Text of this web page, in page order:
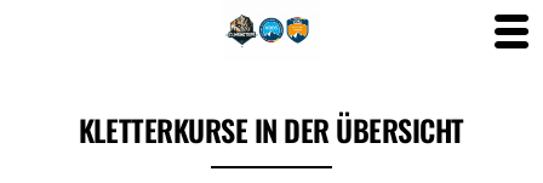
KLETTERKURSE IN DER ÜBERSICHT